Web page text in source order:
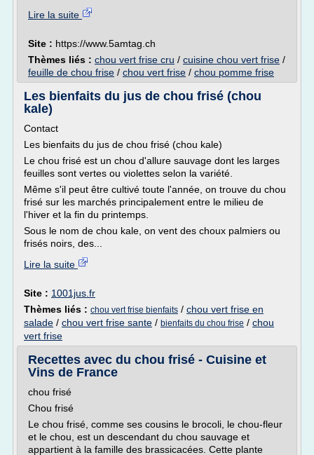
Lire la suite
Site : https://www.5amtag.ch
Thèmes liés : chou vert frise cru / cuisine chou vert frise /
feuille de chou frise / chou vert frise / chou pomme frise
Les bienfaits du jus de chou frisé (chou
kale)
Contact
Les bienfaits du jus de chou frisé (chou kale)
Le chou frisé est un chou d'allure sauvage dont les larges
feuilles sont vertes ou violettes selon la variété.
Même s'il peut être cultivé toute l'année, on trouve du chou
frisé sur les marchés principalement entre le milieu de
l'hiver et la fin du printemps.
Sous le nom de chou kale, on vent des choux palmiers ou
frisés noirs, des...
Lire la suite
Site : 1001jus.fr
Thèmes liés : chou vert frise bienfaits / chou vert frise en
salade / chou vert frise sante / bienfaits du chou frise / chou
vert frise
Recettes avec du chou frisé - Cuisine et
Vins de France
chou frisé
Chou frisé
Le chou frisé, comme ses cousins le brocoli, le chou-fleur
et le chou, est un descendant du chou sauvage et
appartient à la famille des brassicacées. Cette plante